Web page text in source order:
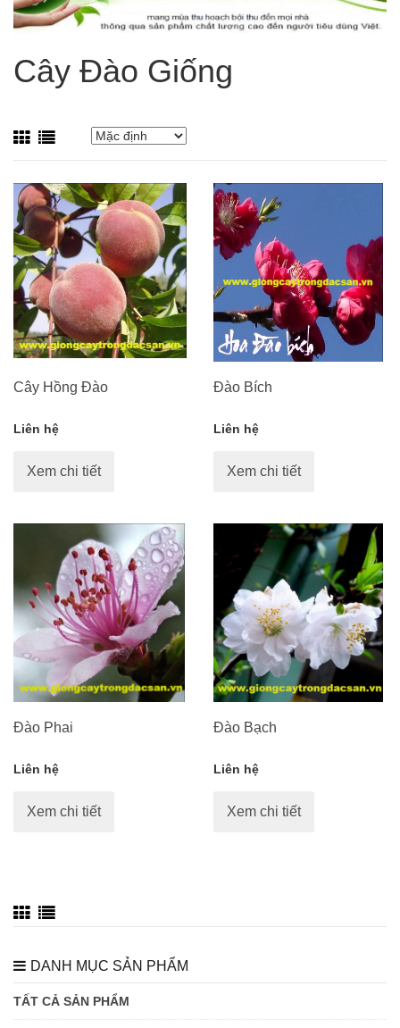
Cây Đào Giống
Cây Hồng Đào
Liên hệ
Xem chi tiết
Đào Bích
Liên hệ
Xem chi tiết
Đào Phai
Liên hệ
Xem chi tiết
Đào Bạch
Liên hệ
Xem chi tiết
DANH MỤC SẢN PHẨM
TẤT CẢ SẢN PHẨM